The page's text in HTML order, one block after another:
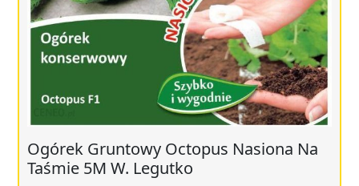
Ogórek Gruntowy Octopus Nasiona Na
Taśmie 5M W. Legutko